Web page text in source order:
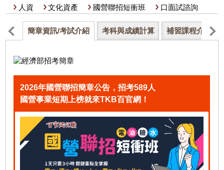
人資
文化資產 國營聯招短衝班 口面試諮詢
簡章資訊/考試介紹 考科與成績計算 補習課程介紹
2026年國營聯招簡章公告，招考589人
國營事業短期上榜就來TKB百官網！